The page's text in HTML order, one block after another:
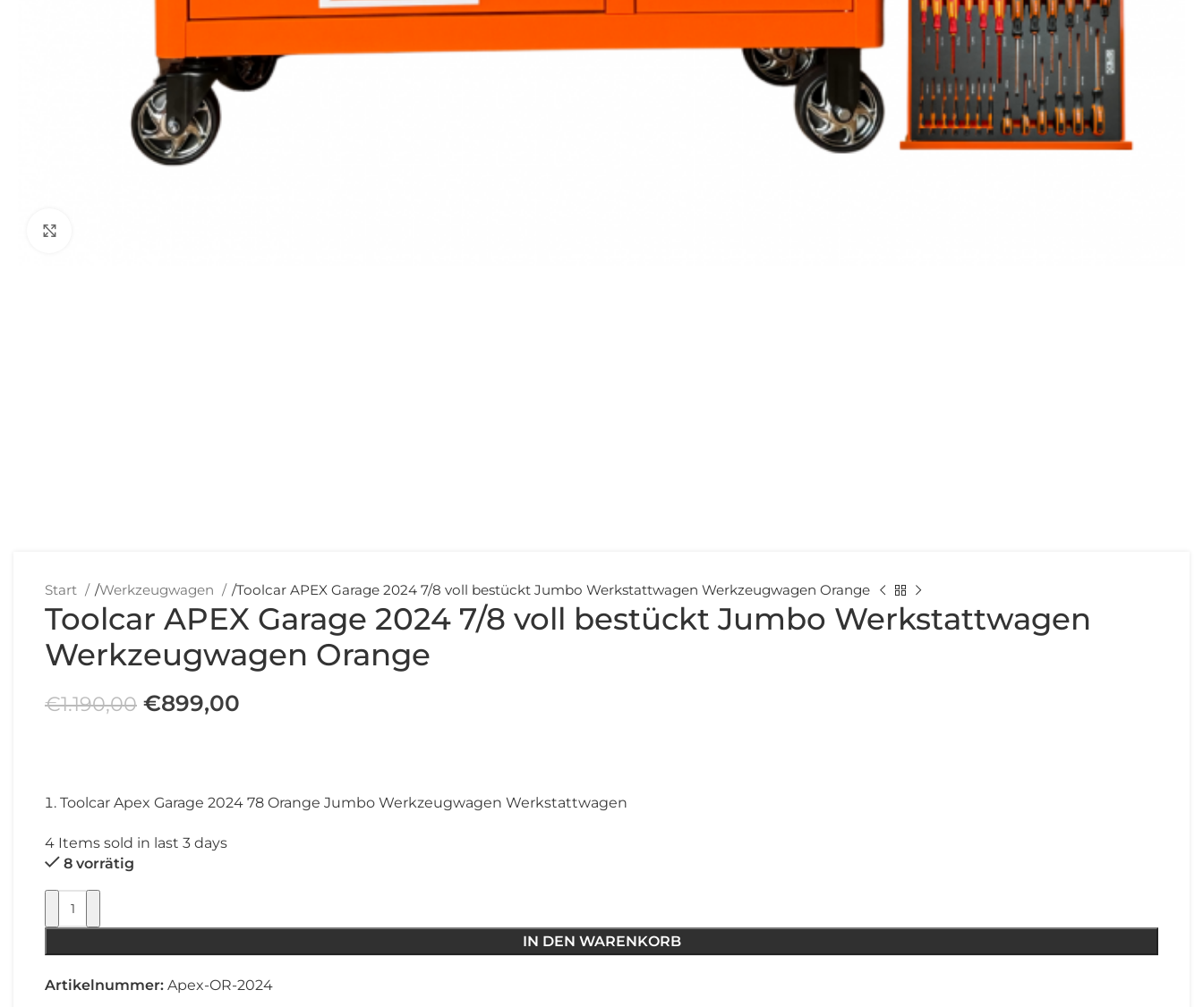
Start /Werkzeugwagen /Toolcar APEX Garage 2024 7/8 voll bestückt Jumbo Werkstattwagen Werkzeugwagen Orange
Toolcar APEX Garage 2024 7/8 voll bestückt Jumbo Werkstattwagen
Werkzeugwagen Orange
€1.190,00 €899,00
Toolcar Apex Garage 2024 78 Orange Jumbo Werkzeugwagen Werkstattwagen
4 Items sold in last 3 days
8 vorrätig
IN DEN WARENKORB
Artikelnummer: Apex-OR-2024